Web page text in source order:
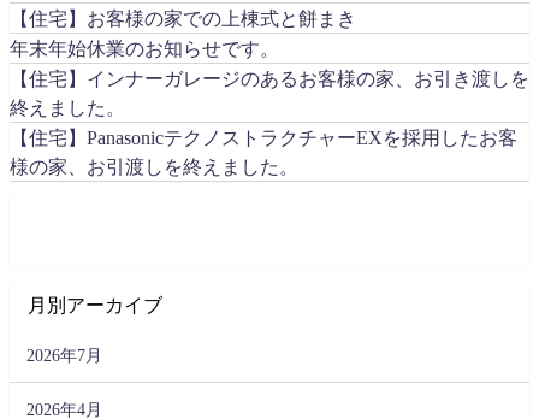
【住宅】お客様の家での上棟式と餅まき
年末年始休業のお知らせです。
【住宅】インナーガレージのあるお客様の家、お引き渡しを
終えました。
【住宅】PanasonicテクノストラクチャーEXを採用したお客
様の家、お引渡しを終えました。
月別アーカイブ
2026年7月
2026年4月